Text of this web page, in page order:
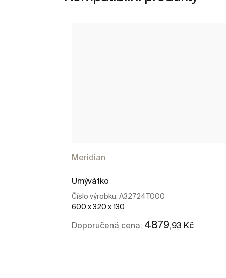
Meridian
Umývátko
Číslo výrobku: A32724T000
600 x 320 x 130
Doporučená cena: 4879 ,93 Kč